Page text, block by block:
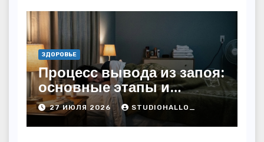
ЗДОРОВЬЕ
Процесс вывода из запоя:
основные этапы и
методы
27 ИЮЛЯ 2026 STUDIOHALLO_